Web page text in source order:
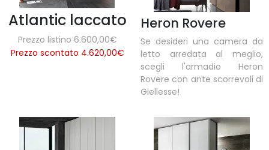
Atlantic laccato
Prezzo listino 6.600,00€
Prezzo scontato 4.620,00€
Heron Rovere
Se desideri una camera da
letto arredata al meglio,
scegli l'armadio Heron
Rovere con ante scorrevoli di
Giellesse!